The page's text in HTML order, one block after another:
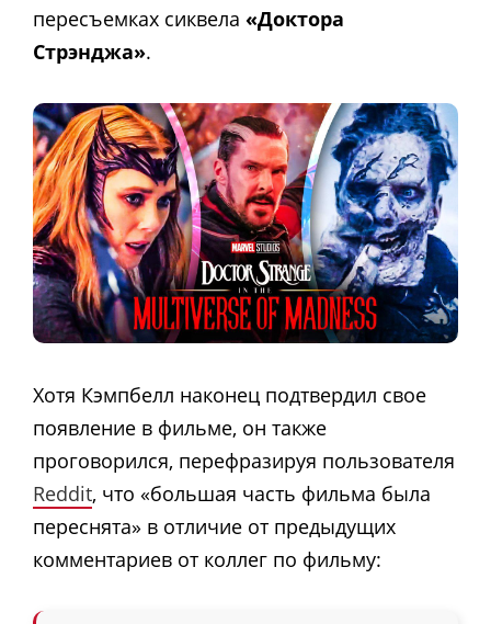
пересъемках сиквела «Доктора
Стрэнджа».
Хотя Кэмпбелл наконец подтвердил свое
появление в фильме, он также
проговорился, перефразируя пользователя
Reddit, что «большая часть фильма была
переснята» в отличие от предыдущих
комментариев от коллег по фильму: